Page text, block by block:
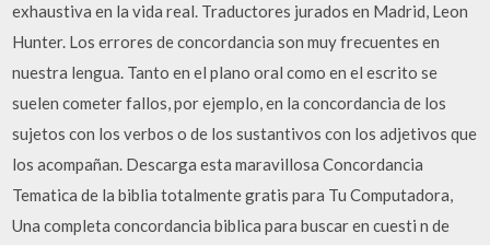
exhaustiva en la vida real. Traductores jurados en Madrid, Leon
Hunter. Los errores de concordancia son muy frecuentes en
nuestra lengua. Tanto en el plano oral como en el escrito se
suelen cometer fallos, por ejemplo, en la concordancia de los
sujetos con los verbos o de los sustantivos con los adjetivos que
los acompañan. Descarga esta maravillosa Concordancia
Tematica de la biblia totalmente gratis para Tu Computadora,
Una completa concordancia biblica para buscar en cuesti n de